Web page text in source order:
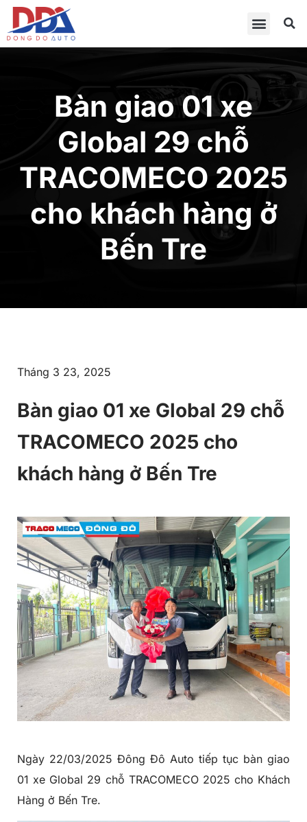
Bàn giao 01 xe
Global 29 chỗ
TRACOMECO 2025
cho khách hàng ở
Bến Tre
Tháng 3 23, 2025
Bàn giao 01 xe Global 29 chỗ
TRACOMECO 2025 cho
khách hàng ở Bến Tre
Ngày 22/03/2025 Đông Đô Auto tiếp tục bàn giao
01 xe Global 29 chỗ TRACOMECO 2025 cho Khách
Hàng ở Bến Tre.